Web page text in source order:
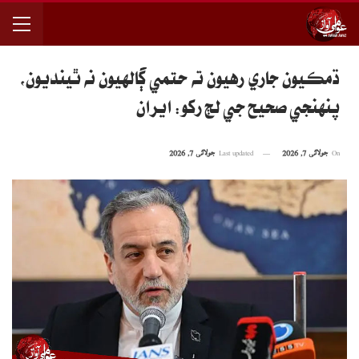
ڌمڪيون جاري رهيون ته حتمي ڳالهيون نه ٿينديون،
پنهنجي صحيح جي لڄ رکو: ايران
جولائی 7, 2026 جولائی 7, 2026